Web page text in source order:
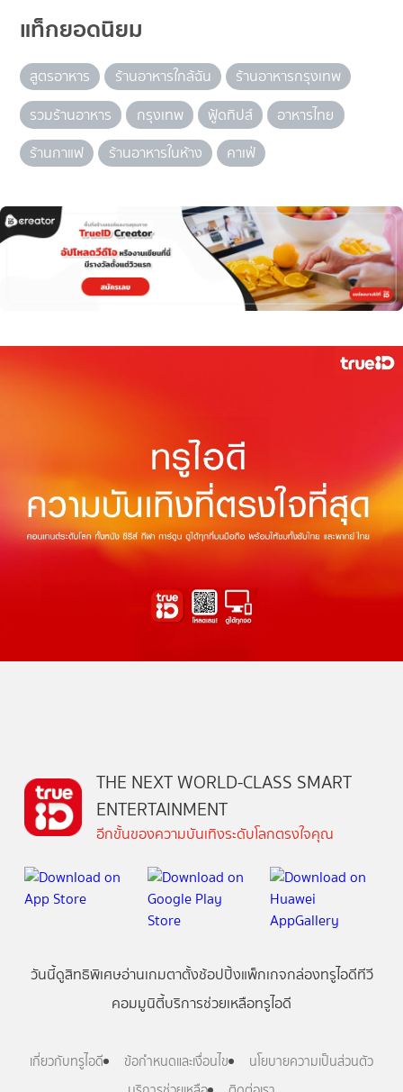
แท็กยอดนิยม
สูตรอาหาร ร้านอาหารใกล้ฉัน
ร้านอาหารกรุงเทพ
รวมร้านอาหาร
กรุงเทพ ฟู้ดทิปส์
อาหารไทย
ร้านกาแฟ
ร้านอาหารในห้าง คาเฟ่
THE NEXT WORLD-CLASS SMART
ENTERTAINMENT
อีกขั้นของความบันเทิงระดับโลกตรงใจคุณ
วันนี้ดูสิทธิพิเศษอ่านเกมตาตั้งช้อปปิ้งแพ็กเกจกล่องทรูไอดีทีวี
คอมมูนิตี้บริการช่วยเหลือทรูไอดี
เกี่ยวกับทรูไอดี ข้อกำหนดและเงื่อนไข
นโยบายความเป็นส่วนตัว